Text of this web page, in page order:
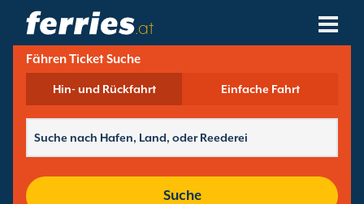
.at
Reedereien
Fährziele
Fährhäfen
Fähren Ticket Suche
Hin- und Rückfahrt Einfache Fahrt
Suche